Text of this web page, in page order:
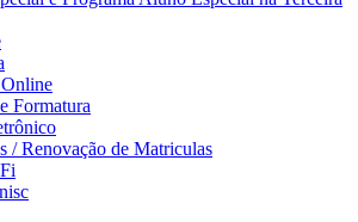
Formatura
/ Renovação de Matriculas